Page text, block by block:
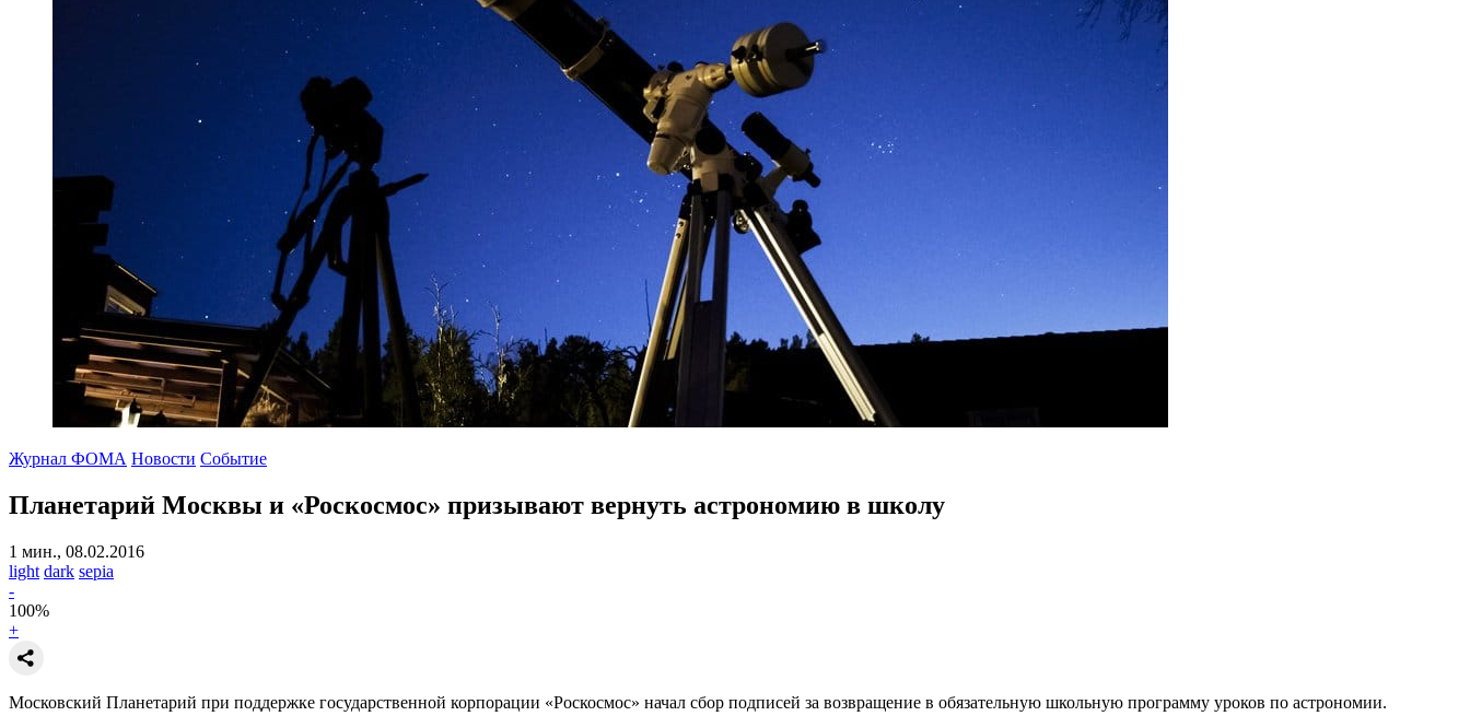
Журнал ФОМА Новости Событие
Планетарий Москвы и «Роскосмос» призывают вернуть астрономию в школу
1 мин., 08.02.2016
light dark sepia
-
100%
+
Московский Планетарий при поддержке государственной корпорации «Роскосмос» начал сбор подписей за возвращение в обязательную школьную программу уроков по астрономии.